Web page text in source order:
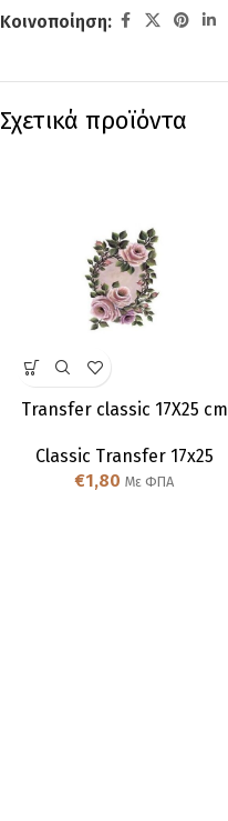
Κοινοποίηση:
Σχετικά προϊόντα
Transfer classic 17Χ25 cm
Classic Transfer 17x25
€1,80 Με ΦΠΑ